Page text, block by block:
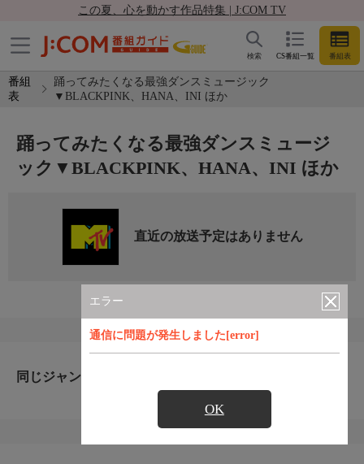
この夏、心を動かす作品特集 | J:COM TV
CS番組一覧 番組表
検索
番組
表
踊ってみたくなる最強ダンスミュージック
▼BLACKPINK、HANA、INI ほか
エラー
通信に問題が発生しました[error]
OK
踊ってみたくなる最強ダンスミュージ
ック▼BLACKPINK、HANA、INI ほか
直近の放送予定はありません
同じジャンルのおすすめ番組